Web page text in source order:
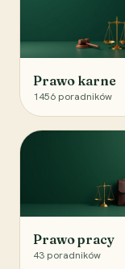
Prawo karne
1456 poradników
Prawo pracy
43 poradników